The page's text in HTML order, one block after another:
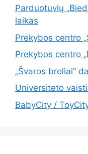
Parduotuvių
laikas
Prekybos centro
Prekybos centro
„Švaros broliai“
Universiteto
BabyCity /